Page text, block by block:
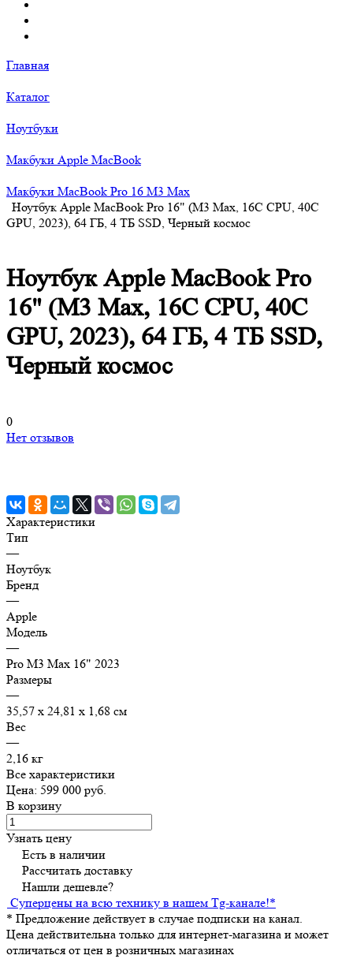
Главная
Каталог
Ноутбуки
Макбуки Apple MacBook
Макбуки MacBook Pro 16 M3 Max
Ноутбук Apple MacBook Pro 16" (M3 Max, 16C CPU, 40C
GPU, 2023), 64 ГБ, 4 ТБ SSD, Черный космос
Ноутбук Apple MacBook Pro
16" (M3 Max, 16C CPU, 40C
GPU, 2023), 64 ГБ, 4 ТБ SSD,
Черный космос
0
Нет отзывов
Характеристики
Тип
—
Ноутбук
Бренд
—
Apple
Модель
—
Pro M3 Max 16" 2023
Размеры
—
35,57 х 24,81 х 1,68 см
Вес
—
2,16 кг
Все характеристики
Цена: 599 000 руб.
В корзину
Узнать цену
Есть в наличии
Рассчитать доставку
Нашли дешевле?
Суперцены на всю технику в нашем Tg-канале!*
* Предложение действует в случае подписки на канал.
Цена действительна только для интернет-магазина и может
отличаться от цен в розничных магазинах